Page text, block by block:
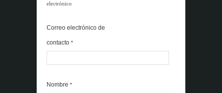
electrónico
Correo electrónico de
contacto *
Nombre *